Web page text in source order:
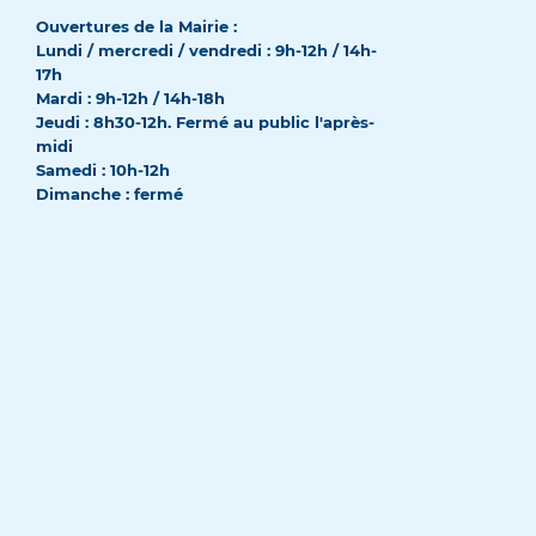
Ouvertures de la Mairie :
Lundi / mercredi / vendredi : 9h-12h / 14h-
17h
Mardi : 9h-12h / 14h-18h
Jeudi : 8h30-12h. Fermé au public l'après-
midi
Samedi : 10h-12h
Dimanche : fermé